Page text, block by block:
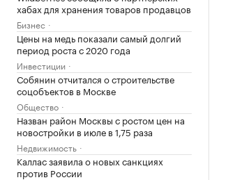
хабах для хранения товаров продавцов
Бизнес
Цены на медь показали самый долгий
период роста с 2020 года
Инвестиции
Собянин отчитался о строительстве
соцобъектов в Москве
Общество
Назван район Москвы с ростом цен на
новостройки в июле в 1,75 раза
Недвижимость
Каллас заявила о новых санкциях
против России